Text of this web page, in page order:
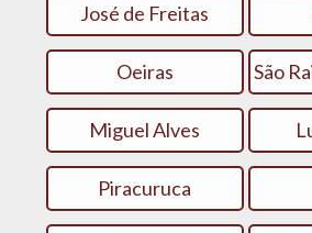
José de Freitas
Oeiras
Miguel Alves
Piracuruca